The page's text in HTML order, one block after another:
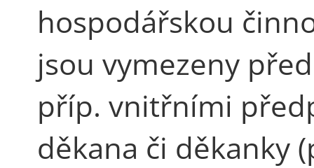
hospodářskou
jsou vymezeny
příp. vnitřními
děkana či děkanky